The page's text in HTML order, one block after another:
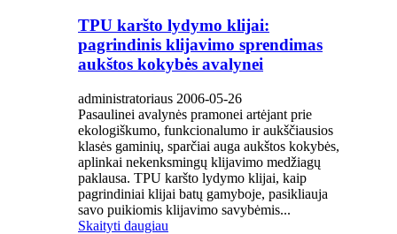
TPU karšto lydymo klijai:
pagrindinis klijavimo sprendimas
aukštos kokybės avalynei
administratoriaus 2006-05-26
Pasaulinei avalynės pramonei artėjant prie
ekologiškumo, funkcionalumo ir aukščiausios
klasės gaminių, sparčiai auga aukštos kokybės,
aplinkai nekenksmingų klijavimo medžiagų
paklausa. TPU karšto lydymo klijai, kaip
pagrindiniai klijai batų gamyboje, pasikliauja
savo puikiomis klijavimo savybėmis...
Skaityti daugiau